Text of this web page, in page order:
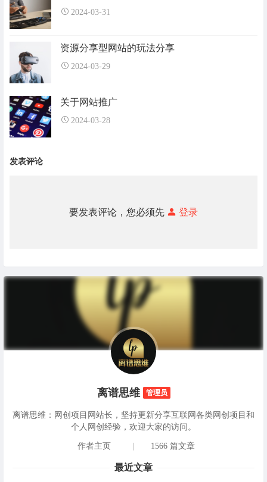
2024-03-31
资源分享型网站的玩法分享
2024-03-29
关于网站推广
2024-03-28
发表评论
要发表评论，您必须先 登录
离谱思维 管理员
离谱思维：网创项目网站长，坚持更新分享互联网各类网创项目和
个人网创经验，欢迎大家的访问。
作者主页 | 1566 篇文章
最近文章